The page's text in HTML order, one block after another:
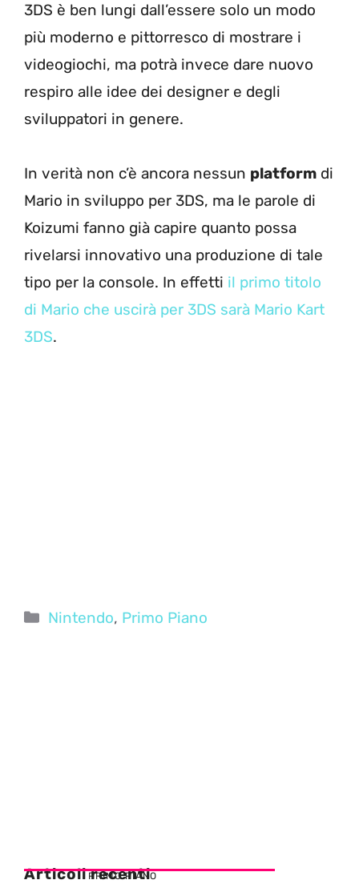
3DS è ben lungi dall’essere solo un modo
più moderno e pittorresco di mostrare i
videogiochi, ma potrà invece dare nuovo
respiro alle idee dei designer e degli
sviluppatori in genere.
In verità non c’è ancora nessun platform di
Mario in sviluppo per 3DS, ma le parole di
Koizumi fanno già capire quanto possa
rivelarsi innovativo una produzione di tale
tipo per la console. In effetti il primo titolo
di Mario che uscirà per 3DS sarà Mario Kart
3DS.
Categorie
Nintendo, Primo Piano
Articoli recenti
PRIMO PIANO